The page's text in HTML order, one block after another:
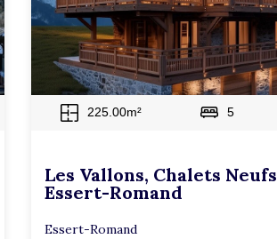
225.00m² 5
Les Vallons, Chalets Neufs
Essert-Romand
Essert-Romand